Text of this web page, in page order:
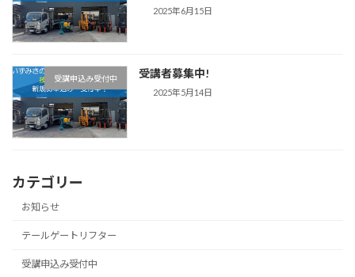
2025年6月15日
受講申込み受付中 受講者募集中!
2025年5月14日
カテゴリー
お知らせ
テールゲートリフター
受講申込み受付中